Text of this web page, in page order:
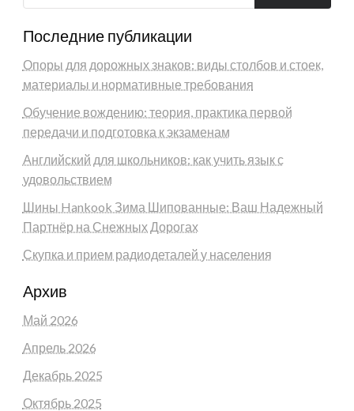
Последние публикации
Опоры для дорожных знаков: виды столбов и стоек,
материалы и нормативные требования
Обучение вождению: теория, практика первой
передачи и подготовка к экзаменам
Английский для школьников: как учить язык с
удовольствием
Шины Hankook Зима Шипованные: Ваш Надежный
Партнёр на Снежных Дорогах
Скупка и прием радиодеталей у населения
Архив
Май 2026
Апрель 2026
Декабрь 2025
Октябрь 2025